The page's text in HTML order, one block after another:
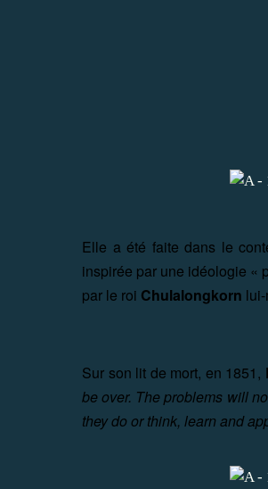
Elle a été faite dans le
inspirée par une idéologie «
par le roi Chulalongkorn
Sur son lit de mort, en 1851,
be over. The problems will
they do or think, learn and